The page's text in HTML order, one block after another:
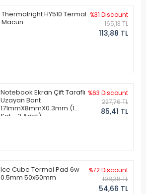
Thermalright HY510 Termal
Macun
%31 Discount
165,13 TL
113,88 TL
Notebook Ekran Çift Taraflı
Uzayan Bant
171mmX8mmX0.3mm (1
Set - 2 Adet)
%63 Discount
227,76 TL
85,41 TL
Ice Cube Termal Pad 6w
0.5mm 50x50mm
%72 Discount
198,38 TL
54,66 TL